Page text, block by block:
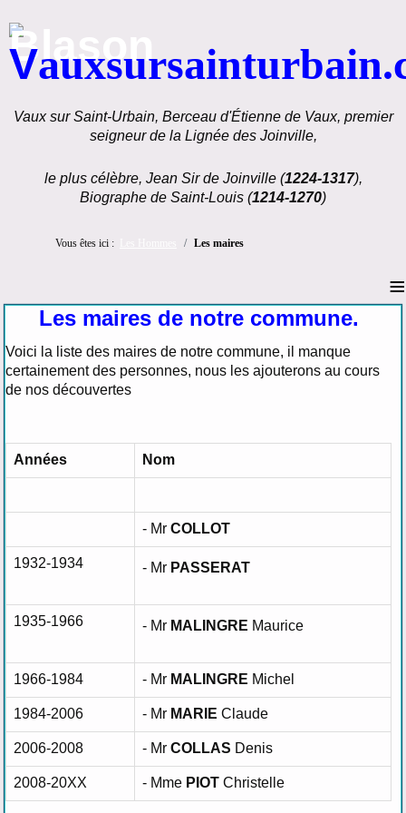
V
Vaux sur Saint-Urbain, Berceau d'Étienne de Vaux, premier
seigneur de la Lignée des Joinville,
le plus célèbre, Jean Sir de Joinville (1224-1317),
Biographe de Saint-Louis (1214-1270)
Vous êtes ici : Les maires
≡
Les maires de notre commune.
Voici la liste des maires de notre commune, il manque
certainement des personnes, nous les ajouterons au cours
de nos découvertes
Années Nom
- Mr COLLOT
1932-1934 - Mr PASSERAT
1935-1966 - Mr MALINGRE Maurice
1966-1984 - Mr MALINGRE Michel
1984-2006 - Mr MARIE Claude
2006-2008 - Mr COLLAS Denis
2008-20XX - Mme PIOT Christelle